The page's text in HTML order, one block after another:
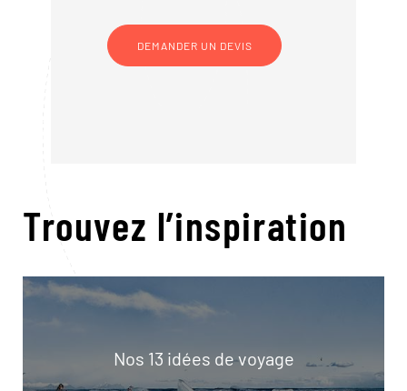
DEMANDER UN DEVIS
Trouvez l’inspiration
Nos 13 idées de voyage